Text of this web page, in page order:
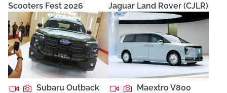
Scooters Fest 2026
Jaguar Land Rover (CJLR)
Subaru Outback
Maextro V800